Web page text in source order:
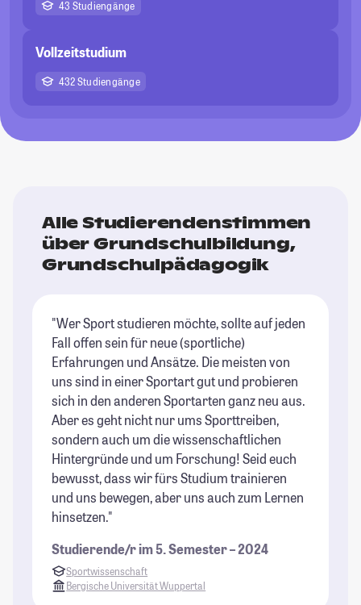
43 Studiengänge
Vollzeitstudium
432 Studiengänge
Alle Studierendenstimmen
über Grundschulbildung,
Grundschulpädagogik
"Wer Sport studieren möchte, sollte auf jeden
Fall offen sein für neue (sportliche)
Erfahrungen und Ansätze. Die meisten von
uns sind in einer Sportart gut und probieren
sich in den anderen Sportarten ganz neu aus.
Aber es geht nicht nur ums Sporttreiben,
sondern auch um die wissenschaftlichen
Hintergründe und um Forschung! Seid euch
bewusst, dass wir fürs Studium trainieren
und uns bewegen, aber uns auch zum Lernen
hinsetzen."
Studierende/r im 5. Semester – 2024
Sportwissenschaft
Bergische Universität Wuppertal